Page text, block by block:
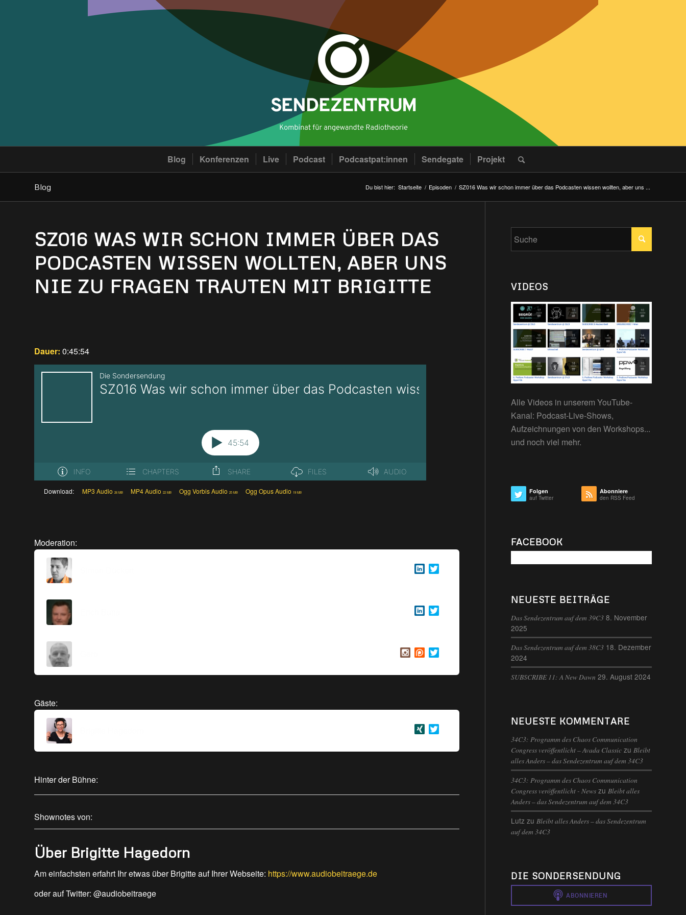
Blog Konferenzen Live Podcast Podcastpat:innen Sendegate Projekt
Blog Du bist hier: Startseite / Episoden / SZ016 Was wir schon immer über das Podcasten wissen wollten, aber uns ...
SZ016 WAS WIR SCHON IMMER ÜBER DAS
PODCASTEN WISSEN WOLLTEN, ABER UNS
NIE ZU FRAGEN TRAUTEN MIT BRIGITTE
Dauer: 0:45:54
Download: MP3 Audio 26 MB MP4 Audio 22 MB Ogg Vorbis Audio 25 MB Ogg Opus Audio 19 MB
Moderation:
Gäste:
Hinter der Bühne:
Shownotes von:
Über Brigitte Hagedorn
Am einfachsten erfahrt Ihr etwas über Brigitte auf Ihrer Webseite: https://www.audiobeitraege.de
oder auf Twitter: @audiobeitraege
VIDEOS
Alle Videos in unserem YouTube-
Kanal: Podcast-Live-Shows,
Aufzeichnungen von den Workshops...
und noch viel mehr.
Folgen
auf Twitter
Abonniere
den RSS Feed
FACEBOOK
NEUESTE BEITRÄGE
Das Sendezentrum auf dem 39C3 8. November
2025
Das Sendezentrum auf dem 38C3 18. Dezember
2024
SUBSCRIBE 11: A New Dawn 29. August 2024
NEUESTE KOMMENTARE
34C3: Programm des Chaos Communication
Congress veröffentlicht – Avada Classic zuBleibt
alles Anders – das Sendezentrum auf dem 34C3
34C3: Programm des Chaos Communication
Congress veröffentlicht - News zuBleibt alles
Anders – das Sendezentrum auf dem 34C3
Lutz zuBleibt alles Anders – das Sendezentrum
auf dem 34C3
DIE SONDERSENDUNG